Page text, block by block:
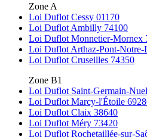
Zone A
Loi Duflot Cessy 01170
Loi Duflot Ambilly 74100
Loi Duflot Monnetier-Mornex
Loi Duflot Arthaz-Pont-Notre-
Loi Duflot Cruseilles 74350
Zone B1
Loi Duflot Saint-Germain-
Loi Duflot Marcy-l'Étoile
Loi Duflot Claix 38640
Loi Duflot Méry 73420
Loi Duflot Rochetaillée-sur-